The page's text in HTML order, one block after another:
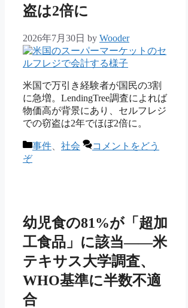
盗は2倍に
2026年7月30日 by Wooder
米国で万引き経験者が国民の3割
に急増。LendingTree調査によれば
物価高が背景にあり、セルフレジ
での窃盗は2年でほぼ2倍に。
カ
テ
事件 社会
コメントをどう
ぞ
幼児食の81%が「超加
工食品」に該当——米
テキサス大学調査、
WHO基準に半数不適
合